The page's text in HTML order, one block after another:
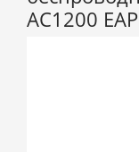
AC1200